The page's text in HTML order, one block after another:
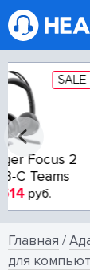
Poly
5 765
Главная /
для